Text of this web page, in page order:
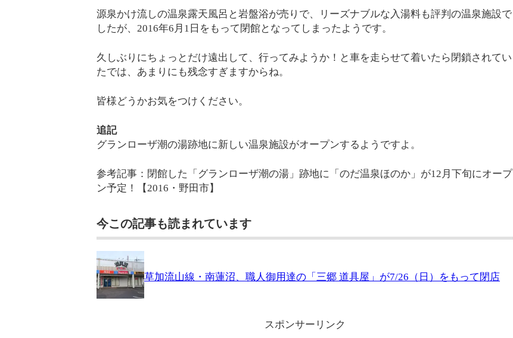
源泉かけ流しの温泉露天風呂と岩盤浴が売りで、リーズナブルな入湯料も評判の温泉施設で
したが、2016年6月1日をもって閉館となってしまったようです。
久しぶりにちょっとだけ遠出して、行ってみようか！と車を走らせて着いたら閉鎖されてい
たでは、あまりにも残念すぎますからね。
皆様どうかお気をつけください。
追記
グランローザ潮の湯跡地に新しい温泉施設がオープンするようですよ。
参考記事：閉館した「グランローザ潮の湯」跡地に「のだ温泉ほのか」が12月下旬にオープ
ン予定！【2016・野田市】
今この記事も読まれています
草加流山線・南蓮沼、職人御用達の「三郷 道具屋」が7/26（日）をもって閉店
スポンサーリンク